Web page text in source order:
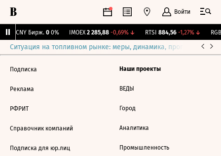
Войти
CNY Бирж. 0 0% IMOEX 2 285,88 -0,69%↓ RTSI 884,56 -1,27%↓ RGBI
Ситуация на топливном рынке: меры, динамика, прогнозы
Подписка
Реклама
РФРИТ
Справочник компаний
Подписка для юр.лиц
Наши проекты
ВЕДЫ
Город
Аналитика
Промышленность